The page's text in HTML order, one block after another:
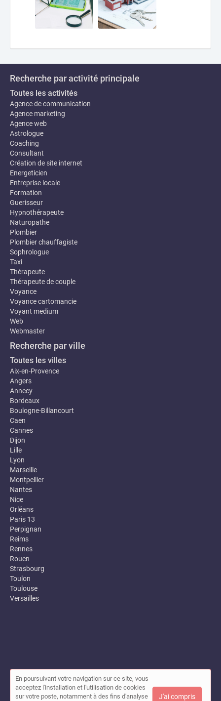
Recherche par activité principale
Toutes les activités
Agence de communication
Agence marketing
Agence web
Astrologue
Coaching
Consultant
Création de site internet
Energeticien
Entreprise locale
Formation
Guerisseur
Hypnothérapeute
Naturopathe
Plombier
Plombier chauffagiste
Sophrologue
Taxi
Thérapeute
Thérapeute de couple
Voyance
Voyance cartomancie
Voyant medium
Web
Webmaster
Recherche par ville
Toutes les villes
Aix-en-Provence
Angers
Annecy
Bordeaux
Boulogne-Billancourt
Caen
Cannes
Dijon
Lille
Lyon
Marseille
Montpellier
Nantes
Nice
Orléans
Paris 13
Perpignan
Reims
Rennes
Rouen
Strasbourg
Toulon
Toulouse
Versailles
© Annuaire des entreprises locales (Garance) 2026 |
Mon compte|Contact
En poursuivant votre navigation sur ce site, vous
acceptez l'installation et l'utilisation de cookies
sur votre poste, notamment à des fins d'analyse
J'ai compris